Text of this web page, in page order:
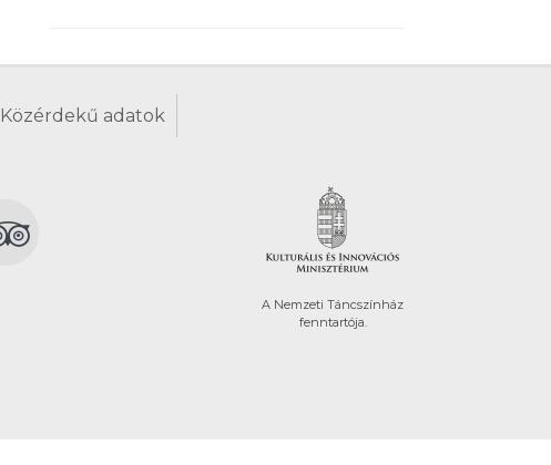
Közérdekű adatok
A Nemzeti Táncszínház
fenntartója.